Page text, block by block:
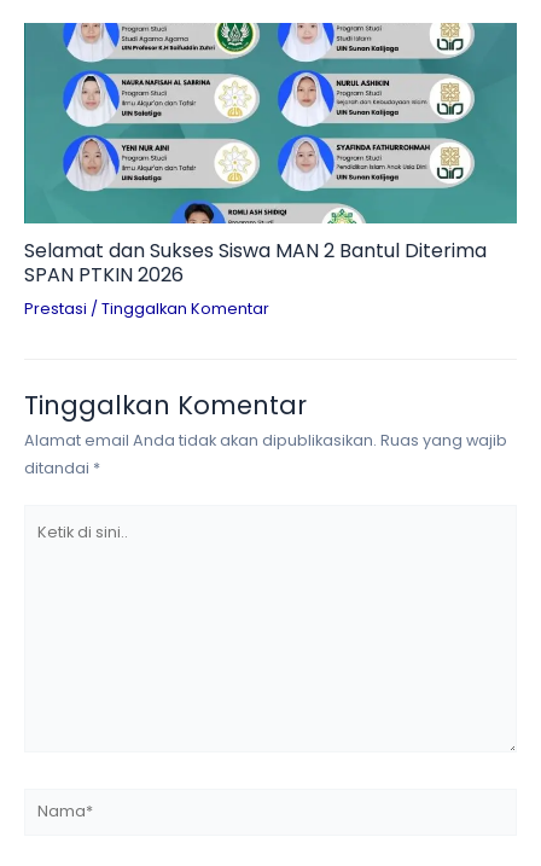
Selamat dan Sukses Siswa MAN 2 Bantul Diterima
SPAN PTKIN 2026
Prestasi / Tinggalkan Komentar
Tinggalkan Komentar
Alamat email Anda tidak akan dipublikasikan. Ruas yang wajib
ditandai *
Nama*